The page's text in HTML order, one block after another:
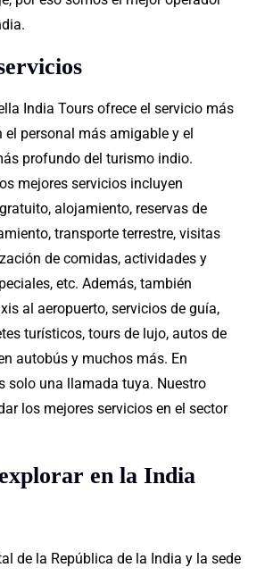
India Tours ofrece el servicio más
personal más amigable y el
profundo del turismo indio.
mejores servicios incluyen
alojamiento, reservas de
transporte terrestre, visitas
de comidas, actividades y
etc. Además, también
al aeropuerto, servicios de guía,
turísticos, tours de lujo, autos de
autobús y muchos más. En
solo una llamada tuya. Nuestro
los mejores servicios en el sector
en la India
de la República de la India y la sede